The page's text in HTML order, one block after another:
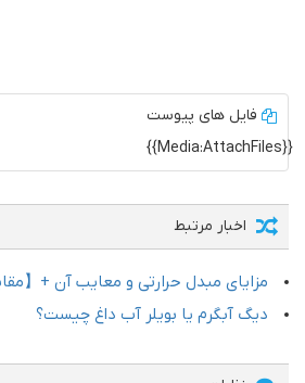
فایل های پیوست
{{Media:AttachFiles}}
اخبار مرتبط
مزایای مبدل حرارتی و معایب آن +【
دیگ آبگرم یا بویلر آب داغ چیست؟